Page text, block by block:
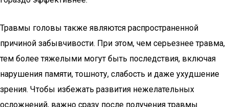
Травмы головы также являются распространенной
причиной забывчивости. При этом, чем серьезнее травма,
тем более тяжелыми могут быть последствия, включая
нарушения памяти, тошноту, слабость и даже ухудшение
зрения. Чтобы избежать развития нежелательных
осложнений, важно сразу после получения травмы